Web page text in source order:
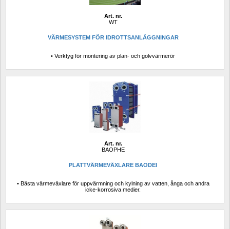
Art. nr.
WT
VÄRMESYSTEM FÖR IDROTTSANLÄGGNINGAR
• Verktyg för montering av plan- och golvvärmerör
Art. nr.
BAOPHE
PLATTVÄRMEVÄXLARE BAODEI
• Bästa värmeväxlare för uppvärmning och kylning av vatten, ånga och andra
icke-korrosiva medier.